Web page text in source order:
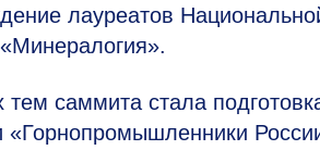
лауреатов
саммита стала
«Горнопромышленники